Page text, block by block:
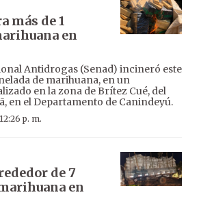
más de 1
en
Antidrogas (Senad) incineró este
de marihuana, en un
en la zona de Brítez Cué, del
en el Departamento de Canindeyú.
p. m.
de 7
en